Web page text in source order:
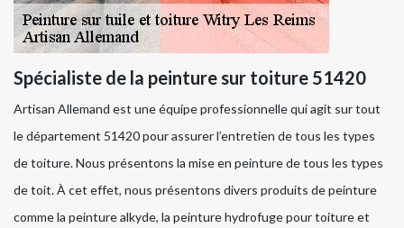
Spécialiste de la peinture sur toiture 51420
Artisan Allemand est une équipe professionnelle qui agit sur tout
le département 51420 pour assurer l’entretien de tous les types
de toiture. Nous présentons la mise en peinture de tous les types
de toit. À cet effet, nous présentons divers produits de peinture
comme la peinture alkyde, la peinture hydrofuge pour toiture et